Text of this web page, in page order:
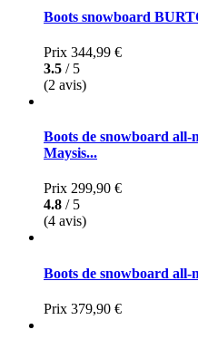
Boots snowboard
Prix 344,99 €
3.5 / 5
(2 avis)
Boots de snowboard
Maysis...
Prix 299,90 €
4.8 / 5
(4 avis)
Boots de snowboard
Prix 379,90 €